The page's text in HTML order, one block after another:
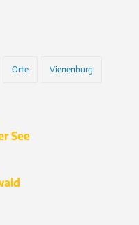
Orte Vienenburg
See